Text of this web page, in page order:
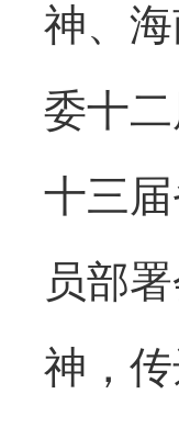
神、
委十
十三
员部
神，